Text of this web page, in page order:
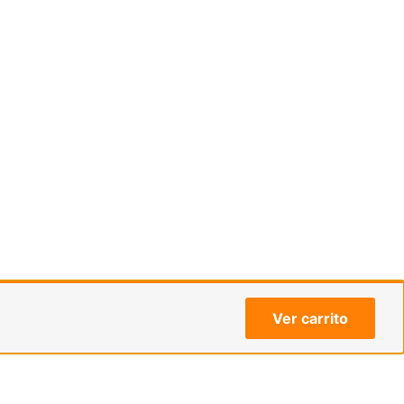
Ver carrito